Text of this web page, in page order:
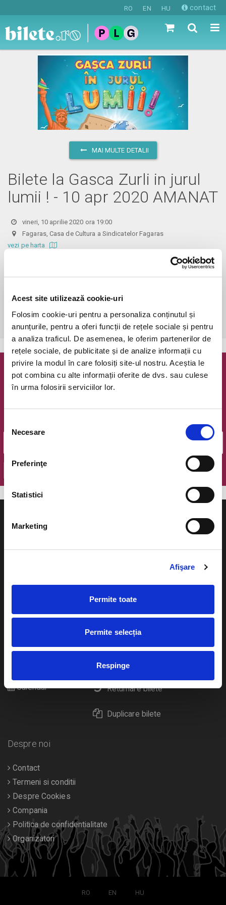
Acest site utilizează cookie-uri
Folosim cookie-uri pentru a personaliza conținutul și
anunțurile, pentru a oferi funcții de rețele sociale și pentru
a analiza traficul. De asemenea, le oferim partenerilor de
rețele sociale, de publicitate și de analize informații cu
privire la modul în care folosiți site-ul nostru. Aceștia le
pot combina cu alte informații oferite de dvs. sau culese
în urma folosirii serviciilor lor.
consimțământului
Necesare
Preferinţe
Statistici
Marketing
Afişare
Permite toate
Permite selecția
Respinge
RO EN HU contact
MAI MULTE DETALII
Bilete la Gasca Zurli in jurul
lumii ! - 10 apr 2020 AMANAT
vineri, 10 aprilie 2020 ora 19:00
Fagaras, Casa de Cultura a Sindicatelor Fagaras
vezi pe harta
Un bilet este valabil pentru o singura persoana. Toti participantii la
eveniment, se vor achita/ridica pana in ziua evenimentului la ora 12.00.
Newsletter @ Bilete.ro
evenimente.
Cum comand bilete?
Plata online sau cash
eBilet printat acasa
Livrare prin curier
Returnare bilete
Duplicare bilete
festivaluri
Cultura
Calendar
Despre noi
Contact
Termeni si conditii
Despre Cookies
Compania
Politica de confidentialitate
Organizatori
RO EN HU